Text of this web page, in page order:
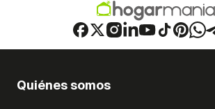
Quiénes somos